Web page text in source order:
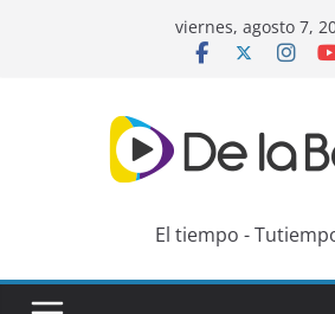
viernes, agosto 7,
El tiempo -